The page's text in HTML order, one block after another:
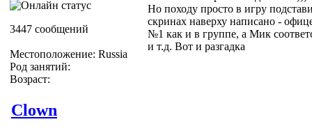
3447 сообщений
Местоположение: Russia
Род занятий:
Возраст:
Но походу просто в игру
скринах наверху написано -
№1 как и в группе, а Мик
и т.д. Вот и разгадка
Clown